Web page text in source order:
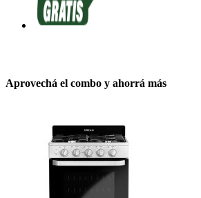
Aprovechá el combo y ahorrá más